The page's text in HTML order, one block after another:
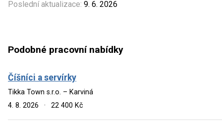
Poslední aktualizace: 9. 6. 2026
Podobné pracovní nabídky
Číšníci a servírky
Tikka Town s.r.o. – Karviná
4. 8. 2026
· 22 400 Kč